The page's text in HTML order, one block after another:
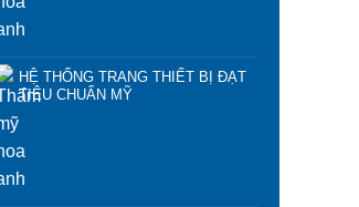
HỆ THỐNG TRANG THIẾT BỊ ĐẠT
TIÊU CHUẨN MỸ